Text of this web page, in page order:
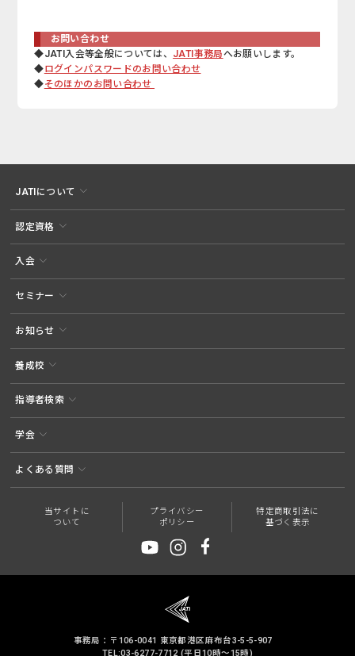
お問い合わせ
◆JATI入会等全般については、 JATI事務局へお願いします。
◆ログインパスワードのお問い合わせ
◆そのほかのお問い合わせ
JATIについて
認定資格
入会
セミナー
お知らせ
養成校
指導者検索
学会
よくある質問
当サイトに
ついて
プライバシー
ポリシー
特定商取引法に
基づく表示
事務局：〒106-0041 東京都港区麻布台3-5-5-907
TEL:03-6277-7712 (平日10時～15時)